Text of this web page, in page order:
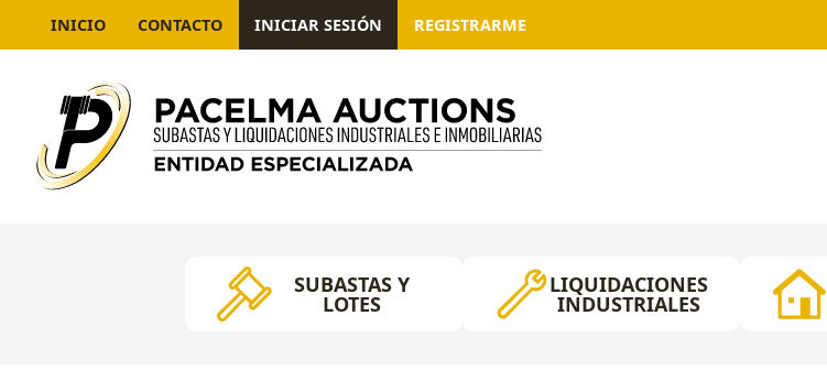
INICIO CONTACTO INICIAR SESIÓN REGISTRARME
SUBASTAS Y
LOTES
LIQUIDACIONES
INDUSTRIALES